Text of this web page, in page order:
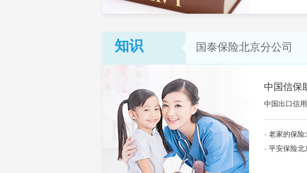
知识 国泰保险北京分公司
中国信保
中国出口信
老家的保险
平安保险北